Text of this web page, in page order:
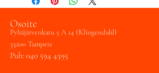
Osoite
Pyhäjärvenkatu 5 A 14 (Klingendahl)
33200 Tampere
Puh:040 594 4395